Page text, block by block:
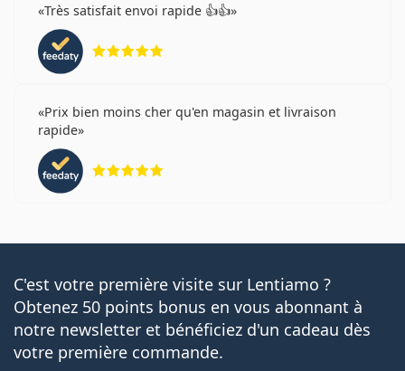
Très satisfait envoi rapide 👍👍
Prix bien moins cher qu'en magasin et livraison
rapide
C'est votre première visite sur Lentiamo ?
Obtenez 50 points bonus en vous abonnant à
notre newsletter et bénéficiez d'un cadeau dès
votre première commande.